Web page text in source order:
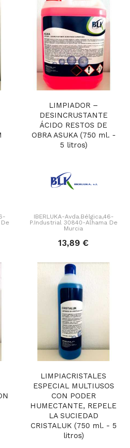
LIMPIADOR –
DESINCRUSTANTE
ÁCIDO RESTOS DE
OBRA ASUKA (750 ml. -
5 litros)
IBERLUKA-Avda.Bélgica,46-
P.Industrial 30840-Alhama De
Murcia
13,89 €
LIMPIACRISTALES
ESPECIAL MULTIUSOS
CON PODER
HUMECTANTE, REPELE
LA SUCIEDAD
CRISTALUK (750 ml. - 5
litros)